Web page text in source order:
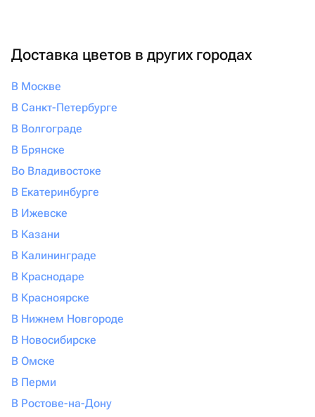
Доставка цветов в других городах
В Москве
В Санкт-Петербурге
В Волгограде
В Брянске
Во Владивостоке
В Екатеринбурге
В Ижевске
В Казани
В Калининграде
В Краснодаре
В Красноярске
В Нижнем Новгороде
В Новосибирске
В Омске
В Перми
В Ростове-на-Дону